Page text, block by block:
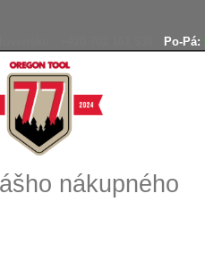
Po-Pá:
nákupného